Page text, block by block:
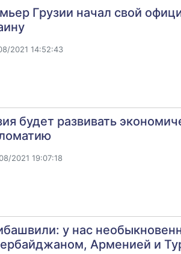
Грузии начал свой
2021 14:52:43
будет развивать
2021 19:07:18
у нас
Арменией и